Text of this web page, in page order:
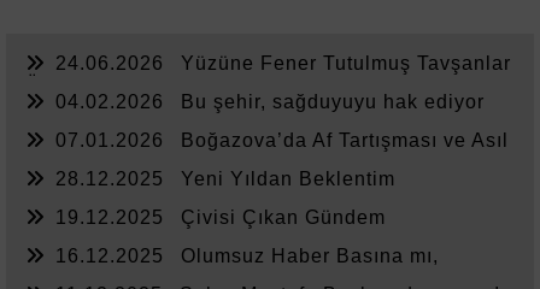
24.06.2026
Yüzüne Fener Tutulmuş Tavşanlar
04.02.2026
Bu şehir, sağduyuyu hak ediyor
07.01.2026
Boğazova’da Af Tartışması ve Asıl
28.12.2025
Yeni Yıldan Beklentim
19.12.2025
Çivisi Çıkan Gündem
16.12.2025
Olumsuz Haber Basına mı,